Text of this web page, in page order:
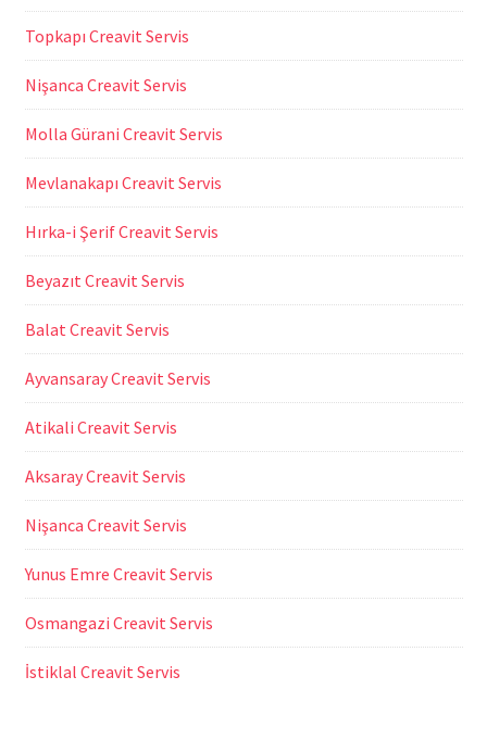
Topkapı Creavit Servis
Nişanca Creavit Servis
Molla Gürani Creavit Servis
Mevlanakapı Creavit Servis
Hırka-i Şerif Creavit Servis
Beyazıt Creavit Servis
Balat Creavit Servis
Ayvansaray Creavit Servis
Atikali Creavit Servis
Aksaray Creavit Servis
Nişanca Creavit Servis
Yunus Emre Creavit Servis
Osmangazi Creavit Servis
İstiklal Creavit Servis